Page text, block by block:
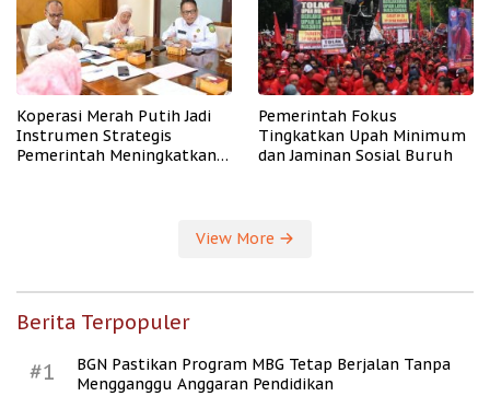
Koperasi Merah Putih Jadi
Instrumen Strategis
Pemerintah Meningkatkan
Pemerintah Fokus
Tingkatkan Upah Minimum
dan Jaminan Sosial Buruh
View More
Berita Terpopuler
#1
BGN Pastikan Program MBG Tetap Berjalan Tanpa
Mengganggu Anggaran Pendidikan